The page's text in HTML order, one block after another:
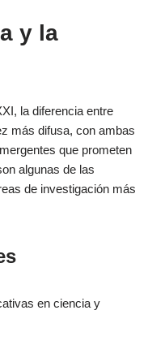
y la
la diferencia entre
más difusa, con ambas
que prometen
algunas de las
de investigación más
en ciencia y